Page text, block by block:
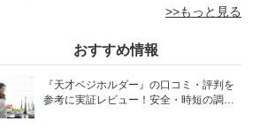
>>もっと見る
おすすめ情報
『天才ベジホルダー』の口コミ・評判を
参考に実証レビュー！安全・時短の調理